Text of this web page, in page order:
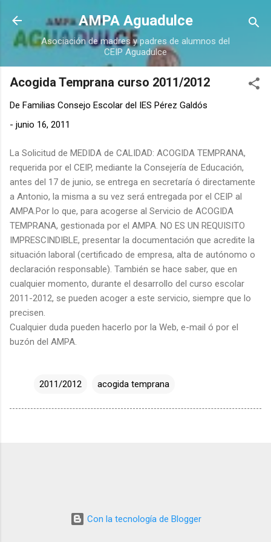
Ir al contenido principal
AMPA Aguadulce
Asociación de madres y padres de alumnos del
CEIP Aguadulce
Acogida Temprana curso 2011/2012
De Familias Consejo Escolar del IES Pérez Galdós
- junio 16, 2011
La Solicitud de MEDIDA de CALIDAD: ACOGIDA TEMPRANA,
requerida por el CEIP, mediante la Consejería de Educación,
antes del 17 de junio, se entrega en secretaría ó directamente
a Antonio, la misma a su vez será entregada por el CEIP al
AMPA.Por lo que, para acogerse al Servicio de ACOGIDA
TEMPRANA, gestionada por el AMPA. NO ES UN REQUISITO
IMPRESCINDIBLE, presentar la documentación que acredite la
situación laboral (certificado de empresa, alta de autónomo o
declaración responsable). También se hace saber, que en
cualquier momento, durante el desarrollo del curso escolar
2011-2012, se pueden acoger a este servicio, siempre que lo
precisen.
Cualquier duda pueden hacerlo por la Web, e-mail ó por el
buzón del AMPA.
2011/2012 acogida temprana
Con la tecnología de Blogger